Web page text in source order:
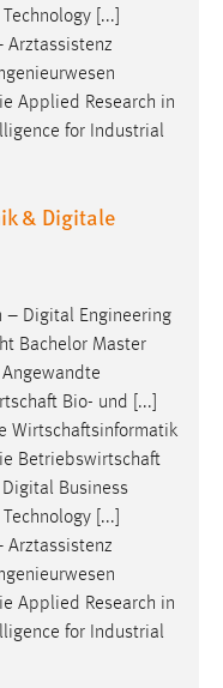
[...]
Arztassistenz
Applied Research in
for Industrial
& Digitale
– Digital Engineering
Bachelor Master
Angewandte
Bio- und [...]
Wirtschaftsinformatik
Betriebswirtschaft
Business
[...]
Arztassistenz
Applied Research in
for Industrial